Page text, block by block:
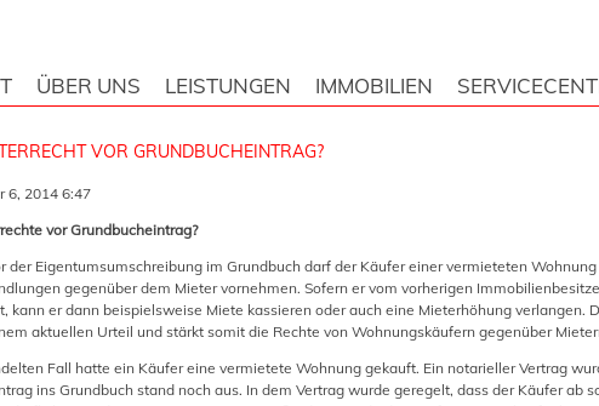
ÜBER UNS LEISTUNGEN IMMOBILIEN
VOR GRUNDBUCHEINTRAG?
6, 2014 6:47
vor Grundbucheintrag?
der Eigentumsumschreibung im Grundbuch darf der Käufer einer vermieteten Wohnung
gegenüber dem Mieter vornehmen. Sofern er vom vorherigen
kann er dann beispielsweise Miete kassieren oder auch eine Mieterhöhung verlangen.
aktuellen Urteil und stärkt somit die Rechte von Wohnungskäufern gegenüber
Fall hatte ein Käufer eine vermietete Wohnung gekauft. Ein notarieller Vertrag
ins Grundbuch stand noch aus. In dem Vertrag wurde geregelt, dass der Käufer ab